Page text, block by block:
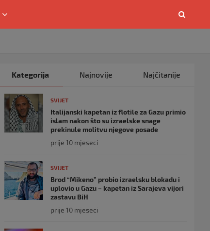
Kategorija Najnovije Najčitanije
SVIJET
Italijanski kapetan iz flotile za Gazu primio
islam nakon što su izraelske snage
prekinule molitvu njegove posade
prije 10 mjeseci
SVIJET
Brod “Mikeno” probio izraelsku blokadu i
uplovio u Gazu – kapetan iz Sarajeva vijori
zastavu BiH
prije 10 mjeseci